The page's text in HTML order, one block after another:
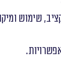
שימוש